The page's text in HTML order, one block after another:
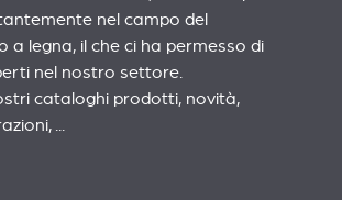
nel campo del
a legna, il che ci ha permesso di
nel nostro settore.
cataloghi prodotti, novità,
...